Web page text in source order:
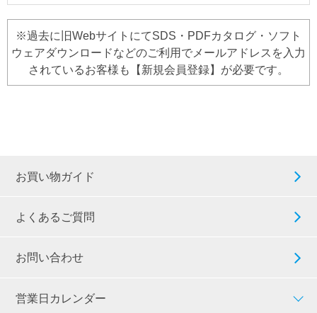
※過去に旧WebサイトにてSDS・PDFカタログ・ソフト
ウェアダウンロードなどのご利用でメールアドレスを入力
されているお客様も【新規会員登録】が必要です。
お買い物ガイド
よくあるご質問
お問い合わせ
営業日カレンダー